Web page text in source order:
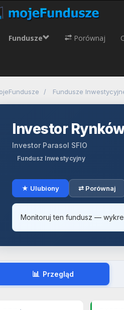
Fundusze Porównaj
Fundusze
Investor
Investor Parasol SFIO
Fundusz Inwestycyjny
★ Ulubiony ⇄ Porównaj
Monitoruj ten fundusz —
📊 Przegląd